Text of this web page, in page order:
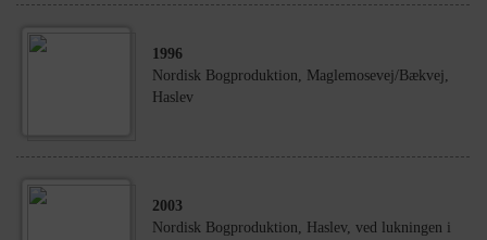
1996
Nordisk Bogproduktion, Maglemosevej/Bækvej,
Haslev
2003
Nordisk Bogproduktion, Haslev, ved lukningen i